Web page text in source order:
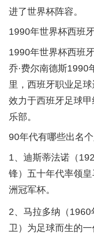
进了世界杯阵容。
1990年世界杯西班
1990年世界杯西班
乔·费尔南德斯1990
里，西班牙职业足
效力于西班牙足球
乐部。
90年代有哪些出名
1、迪斯蒂法诺（
锋）五十年代率领
洲冠军杯。
2、马拉多纳（
卫）为足球而生的一